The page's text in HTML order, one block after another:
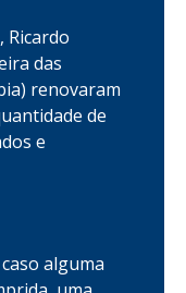
Ricardo
das
renovaram
de
e
alguma